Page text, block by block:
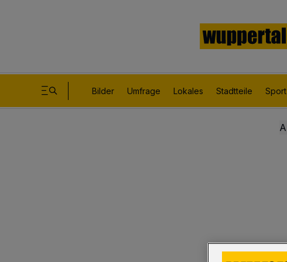
Bilder Umfrage Lokales Stadtteile Sport